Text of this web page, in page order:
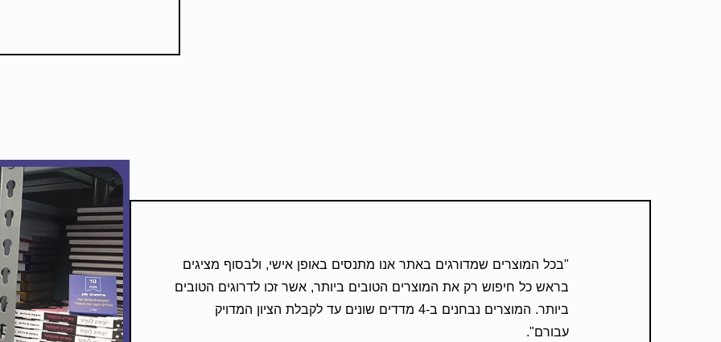
"בכל המוצרים שמדורגים באתר אנו מתנסים באופן אישי, ולבסוף מציגים
בראש כל חיפוש רק את המוצרים הטובים ביותר, אשר זכו לדרוגים הטובים
ביותר. המוצרים נבחנים ב-4 מדדים שונים עד לקבלת הציון המדויק
עבורם".